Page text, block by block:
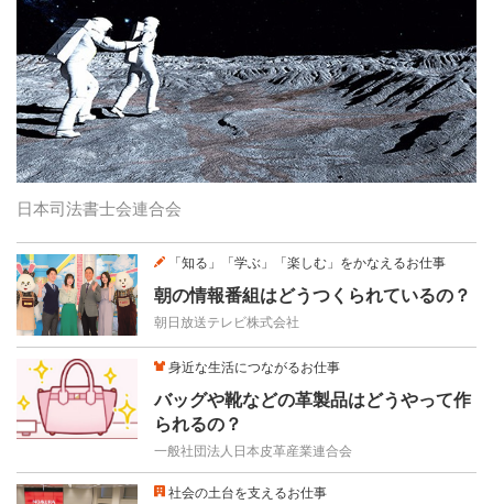
日本司法書士会連合会
「知る」「学ぶ」「楽しむ」をかなえるお仕事
朝の情報番組はどうつくられているの？
朝日放送テレビ株式会社
身近な生活につながるお仕事
バッグや靴などの革製品はどうやって作
られるの？
一般社団法人日本皮革産業連合会
社会の土台を支えるお仕事